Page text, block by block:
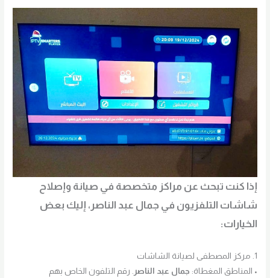
إذا كنت تبحث عن مراكز متخصصة في صيانة وإصلاح
شاشات التلفزيون في جمال عبد الناصر، إليك بعض
الخيارات:
1. مركز المصطفى لصيانة الشاشات
• المناطق المغطاة: جمال عبد الناصر
. رقم التلفون الخاص بهم